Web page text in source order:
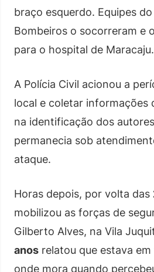
braço esquerdo. Equipes
Bombeiros o socorreram e
para o hospital de Maracaju.
A Polícia Civil acionou a
local e coletar informações
na identificação dos
permanecia sob
ataque.
Horas depois, por volta das
mobilizou as forças de
Gilberto Alves, na Vila
anos relatou que estava
onde mora quando